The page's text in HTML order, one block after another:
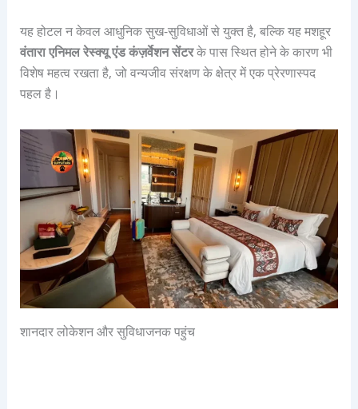
यह होटल न केवल आधुनिक सुख-सुविधाओं से युक्त है, बल्कि यह मशहूर
वंतारा एनिमल रेस्क्यू एंड कंज़र्वेशन सेंटरके पास स्थित होने के कारण भी
विशेष महत्व रखता है, जो वन्यजीव संरक्षण के क्षेत्र में एक प्रेरणास्पद
पहल है।
शानदार लोकेशन और सुविधाजनक पहुंच